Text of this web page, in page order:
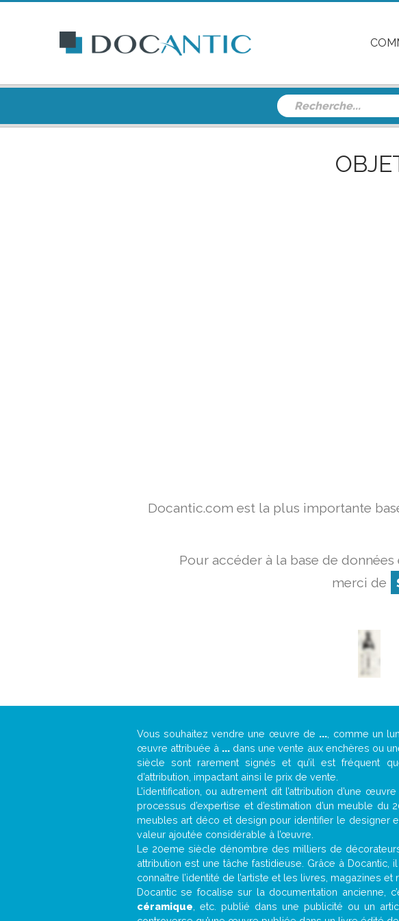
Docantic.com est la plus importante
Pour accéder à la base de
merci de
Vous souhaitez vendre une œuvre de ... , comme un
œuvre attribuée à ...dans une vente aux enchères ou
siècle sont rarement signés et qu’il est fréquent
d’attribution, impactant ainsi le prix de vente.
L’identification, ou autrement dit l’attribution d’une
processus d’expertise et d’estimation d’un meuble
meubles art déco et design pour identifier le designer
valeur ajoutée considérable à l’œuvre.
Le 20eme siècle dénombre des milliers de
attribution est une tâche fastidieuse. Grâce à
connaître l’identité de l’artiste et les livres, magazines
Docantic se focalise sur la documentation ancienne,
céramique , etc. publié dans une publicité ou un